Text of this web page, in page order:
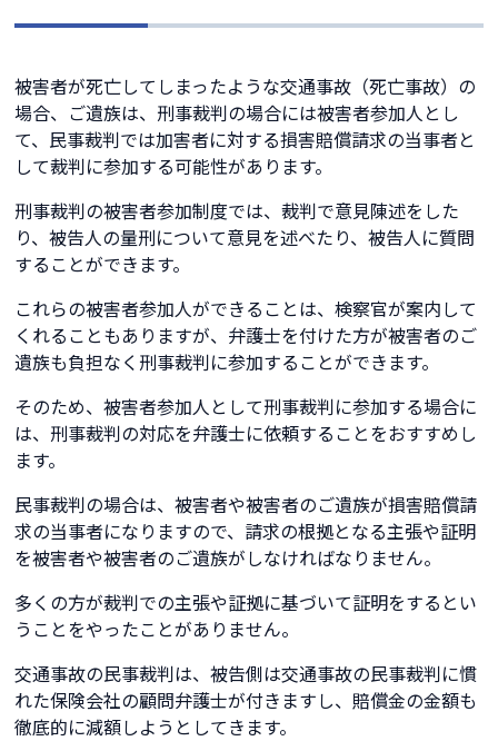
被害者が死亡してしまったような交通事故（死亡事故）の
場合、ご遺族は、刑事裁判の場合には被害者参加人とし
て、民事裁判では加害者に対する損害賠償請求の当事者と
して裁判に参加する可能性があります。
刑事裁判の被害者参加制度では、裁判で意見陳述をした
り、被告人の量刑について意見を述べたり、被告人に質問
することができます。
これらの被害者参加人ができることは、検察官が案内して
くれることもありますが、弁護士を付けた方が被害者のご
遺族も負担なく刑事裁判に参加することができます。
そのため、被害者参加人として刑事裁判に参加する場合に
は、刑事裁判の対応を弁護士に依頼することをおすすめし
ます。
民事裁判の場合は、被害者や被害者のご遺族が損害賠償請
求の当事者になりますので、請求の根拠となる主張や証明
を被害者や被害者のご遺族がしなければなりません。
多くの方が裁判での主張や証拠に基づいて証明をするとい
うことをやったことがありません。
交通事故の民事裁判は、被告側は交通事故の民事裁判に慣
れた保険会社の顧問弁護士が付きますし、賠償金の金額も
徹底的に減額しようとしてきます。